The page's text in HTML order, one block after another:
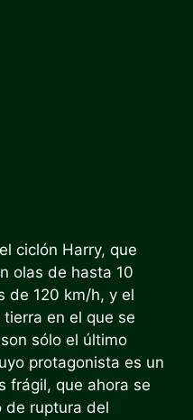
ciclón Harry, que
olas de hasta 10
de 120 km/h, y el
en el que se
son sólo el último
protagonista es un
frágil, que ahora se
de ruptura del